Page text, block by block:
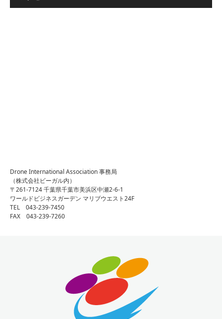
Drone International Association 事務局
（株式会社ビーガル内）
〒261-7124 千葉県千葉市美浜区中瀬2-6-1
ワールドビジネスガーデン マリブウエスト24F
TEL 043-239-7450
FAX 043-239-7260